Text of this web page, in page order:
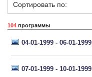
Сортировать по:
104 программы
04-01-1999 - 06-01-1999
07-01-1999 - 10-01-1999